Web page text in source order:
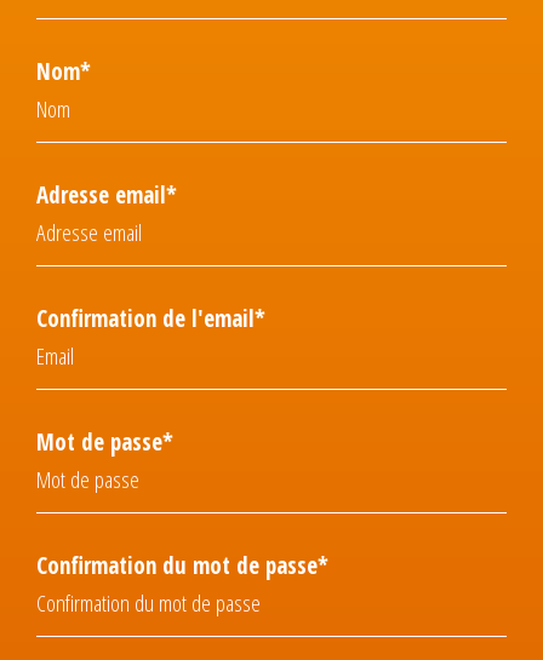
Nom*
Adresse email*
Confirmation de l'email*
Mot de passe*
Confirmation du mot de passe*